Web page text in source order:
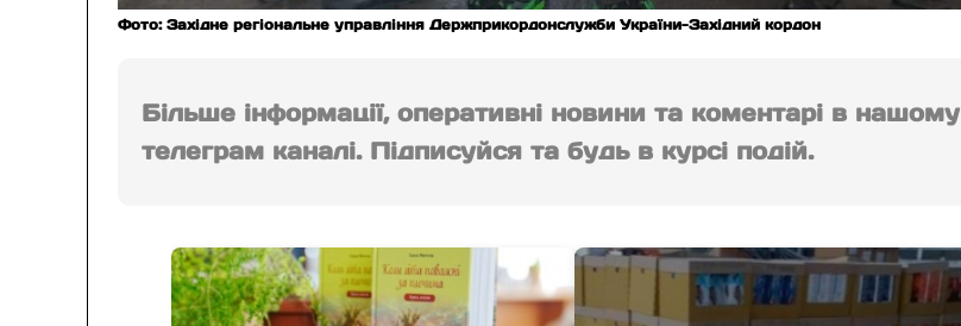
Фото: Західне регіональне управління Держприкордонслужби України-Західний кордон
Більше інформації, оперативні новини та коментарі в нашому
телеграм каналі. Підписуйся та будь в курсі подій.